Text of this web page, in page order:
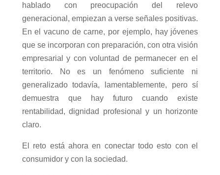
hablado con preocupación del relevo
generacional, empiezan a verse señales positivas.
En el vacuno de carne, por ejemplo, hay jóvenes
que se incorporan con preparación, con otra visión
empresarial y con voluntad de permanecer en el
territorio. No es un fenómeno suficiente ni
generalizado todavía, lamentablemente, pero sí
demuestra que hay futuro cuando existe
rentabilidad, dignidad profesional y un horizonte
claro.
El reto está ahora en conectar todo esto con el
consumidor y con la sociedad.